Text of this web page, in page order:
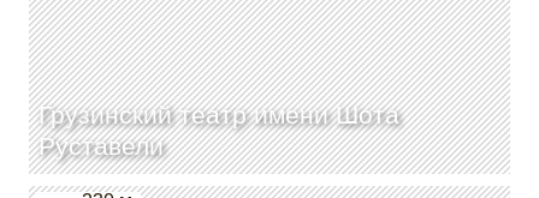
Грузинский театр имени Шота
Руставели